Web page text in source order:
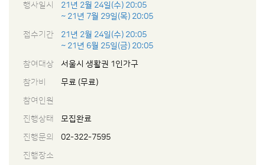
행사일시
21년 2월 24일(수) 20:05
~ 21년 7월 29일(목) 20:05
접수기간
21년 2월 24일(수) 20:05
~ 21년 6월 25일(금) 20:05
참여대상
서울시 생활권 1인가구
참가비
무료 (무료)
참여인원
진행상태
모집완료
진행문의
02-322-7595
진행장소